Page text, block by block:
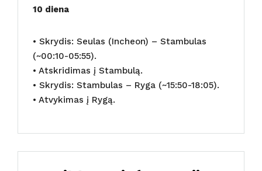
10 diena
• Skrydis: Seulas (Incheon) – Stambulas
(~00:10-05:55).
• Atskridimas į Stambulą.
• Skrydis: Stambulas – Ryga (~15:50-18:05).
• Atvykimas į Rygą.